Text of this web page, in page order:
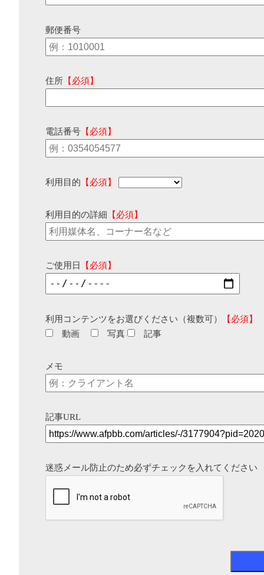
郵便番号
住所 【必須】
電話番号 【必須】
利用目的 【必須】
利用目的の詳細 【必須】
ご使用日 【必須】
利用コンテンツをお選びください（複数可）
【必須】
動画
写真 記事
メモ
記事URL
迷惑メール防止のため必ずチェックを入れてください